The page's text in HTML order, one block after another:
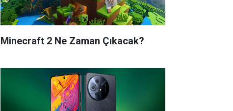
Minecraft 2 Ne Zaman Çıkacak?